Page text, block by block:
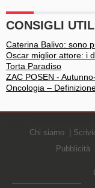
CONSIGLI
Caterina Balivo: sono
Oscar miglior attore: i
Torta Paradiso
ZAC POSEN -
Oncologia –
Chi siamo
Pubblicità